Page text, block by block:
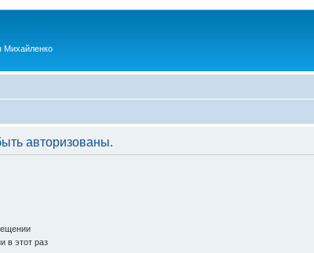
Михайленко
авторизованы.
в этот раз